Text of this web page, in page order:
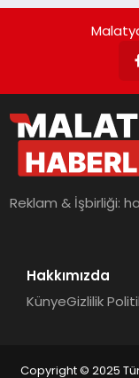
Reklam & İşbirliği:
Hakkımızda
KünyeGizlilik
Copyright © 2025